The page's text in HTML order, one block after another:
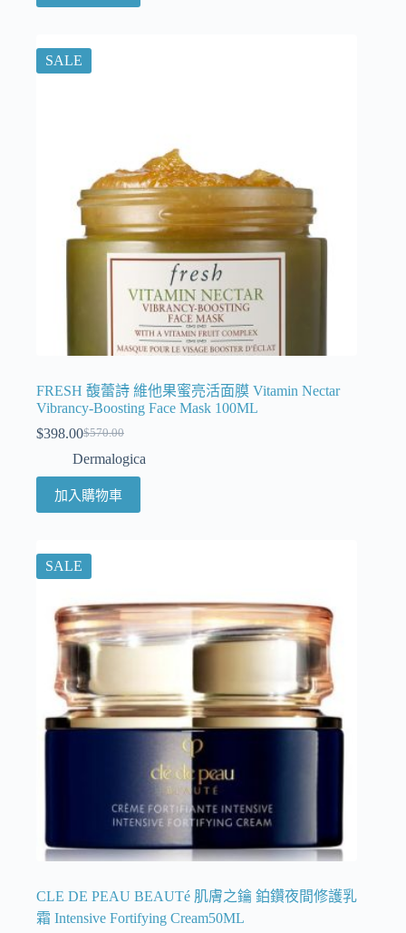
SALE
FRESH 馥蕾詩 維他果蜜亮活面膜 Vitamin Nectar
Vibrancy-Boosting Face Mask 100ML
$570.00
$398.00
Dermalogica
加入購物車
SALE
CLE DE PEAU BEAUTé 肌膚之鑰 鉑鑽夜間修護乳
霜 Intensive Fortifying Cream50ML